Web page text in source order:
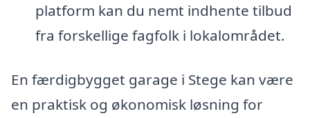
platform kan du nemt indhente tilbud
fra forskellige fagfolk i lokalområdet.
En færdigbygget garage i Stege kan være
en praktisk og økonomisk løsning for